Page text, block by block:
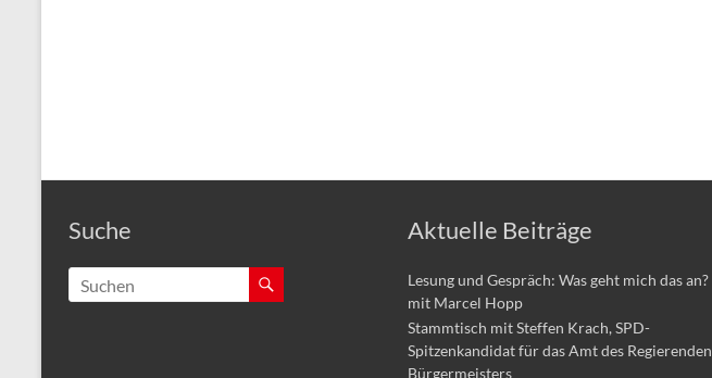
Suche Aktuelle Beiträge
Lesung und Gespräch: Was geht mich das an?
mit Marcel Hopp
Stammtisch mit Steffen Krach, SPD-
Spitzenkandidat für das Amt des Regierenden
Bürgermeisters